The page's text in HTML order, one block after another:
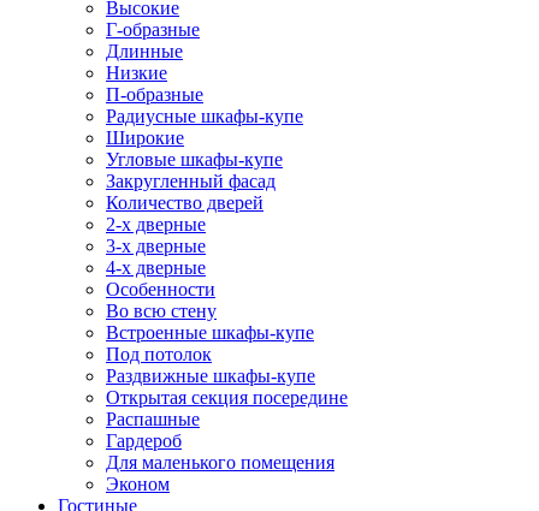
Высокие
Г-образные
Длинные
Низкие
П-образные
Радиусные шкафы-купе
Широкие
Угловые шкафы-купе
Закругленный фасад
Количество дверей
2-х дверные
3-х дверные
4-х дверные
Особенности
Во всю стену
Встроенные шкафы-купе
Под потолок
Раздвижные шкафы-купе
Открытая секция посередине
Распашные
Гардероб
Для маленького помещения
Эконом
Гостиные